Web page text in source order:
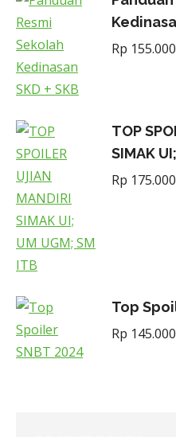
Rp 155.000
TOP
SIMAK
Rp 175.000
Top
Rp 145.000